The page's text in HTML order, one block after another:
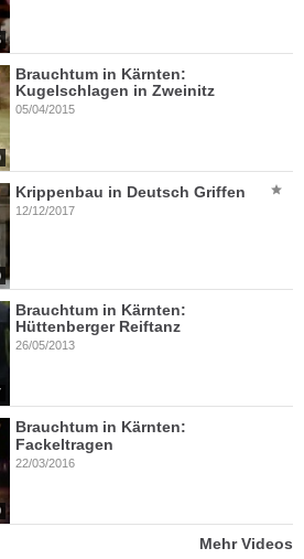
Brauchtum in Kärnten:
Kugelschlagen in Zweinitz
05/04/2015
Krippenbau in Deutsch Griffen
12/12/2017
Brauchtum in Kärnten:
Hüttenberger Reiftanz
26/05/2013
Brauchtum in Kärnten:
Fackeltragen
22/03/2016
Mehr Videos